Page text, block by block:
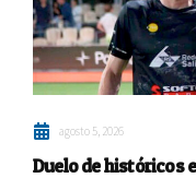
agosto 5, 2026
Duelo de históricos